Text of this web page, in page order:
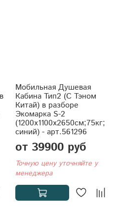
Мобильная Душевая
Кабина Тип2 (С Тэном
Китай) в разборе
Экомарка S-2
(1200x1100x2650см;75кг;
синий) - арт.561296
от 39900 руб
Точную цену уточняйте у
менеджера